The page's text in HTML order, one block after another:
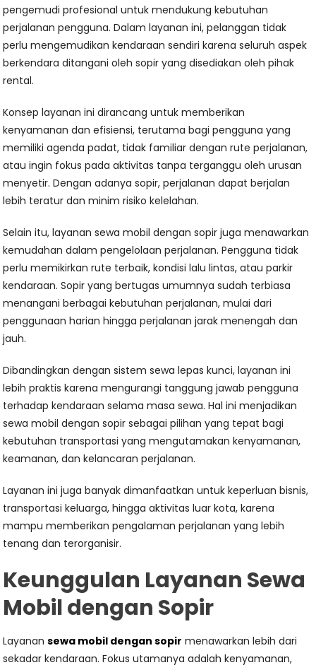
pengemudi profesional untuk mendukung kebutuhan
perjalanan pengguna. Dalam layanan ini, pelanggan tidak
perlu mengemudikan kendaraan sendiri karena seluruh aspek
berkendara ditangani oleh sopir yang disediakan oleh pihak
rental.
Konsep layanan ini dirancang untuk memberikan
kenyamanan dan efisiensi, terutama bagi pengguna yang
memiliki agenda padat, tidak familiar dengan rute perjalanan,
atau ingin fokus pada aktivitas tanpa terganggu oleh urusan
menyetir. Dengan adanya sopir, perjalanan dapat berjalan
lebih teratur dan minim risiko kelelahan.
Selain itu, layanan sewa mobil dengan sopir juga menawarkan
kemudahan dalam pengelolaan perjalanan. Pengguna tidak
perlu memikirkan rute terbaik, kondisi lalu lintas, atau parkir
kendaraan. Sopir yang bertugas umumnya sudah terbiasa
menangani berbagai kebutuhan perjalanan, mulai dari
penggunaan harian hingga perjalanan jarak menengah dan
jauh.
Dibandingkan dengan sistem sewa lepas kunci, layanan ini
lebih praktis karena mengurangi tanggung jawab pengguna
terhadap kendaraan selama masa sewa. Hal ini menjadikan
sewa mobil dengan sopir sebagai pilihan yang tepat bagi
kebutuhan transportasi yang mengutamakan kenyamanan,
keamanan, dan kelancaran perjalanan.
Layanan ini juga banyak dimanfaatkan untuk keperluan bisnis,
transportasi keluarga, hingga aktivitas luar kota, karena
mampu memberikan pengalaman perjalanan yang lebih
tenang dan terorganisir.
Keunggulan Layanan Sewa
Mobil dengan Sopir
Layanansewa mobil dengan sopir menawarkan lebih dari
sekadar kendaraan. Fokus utamanya adalah kenyamanan,